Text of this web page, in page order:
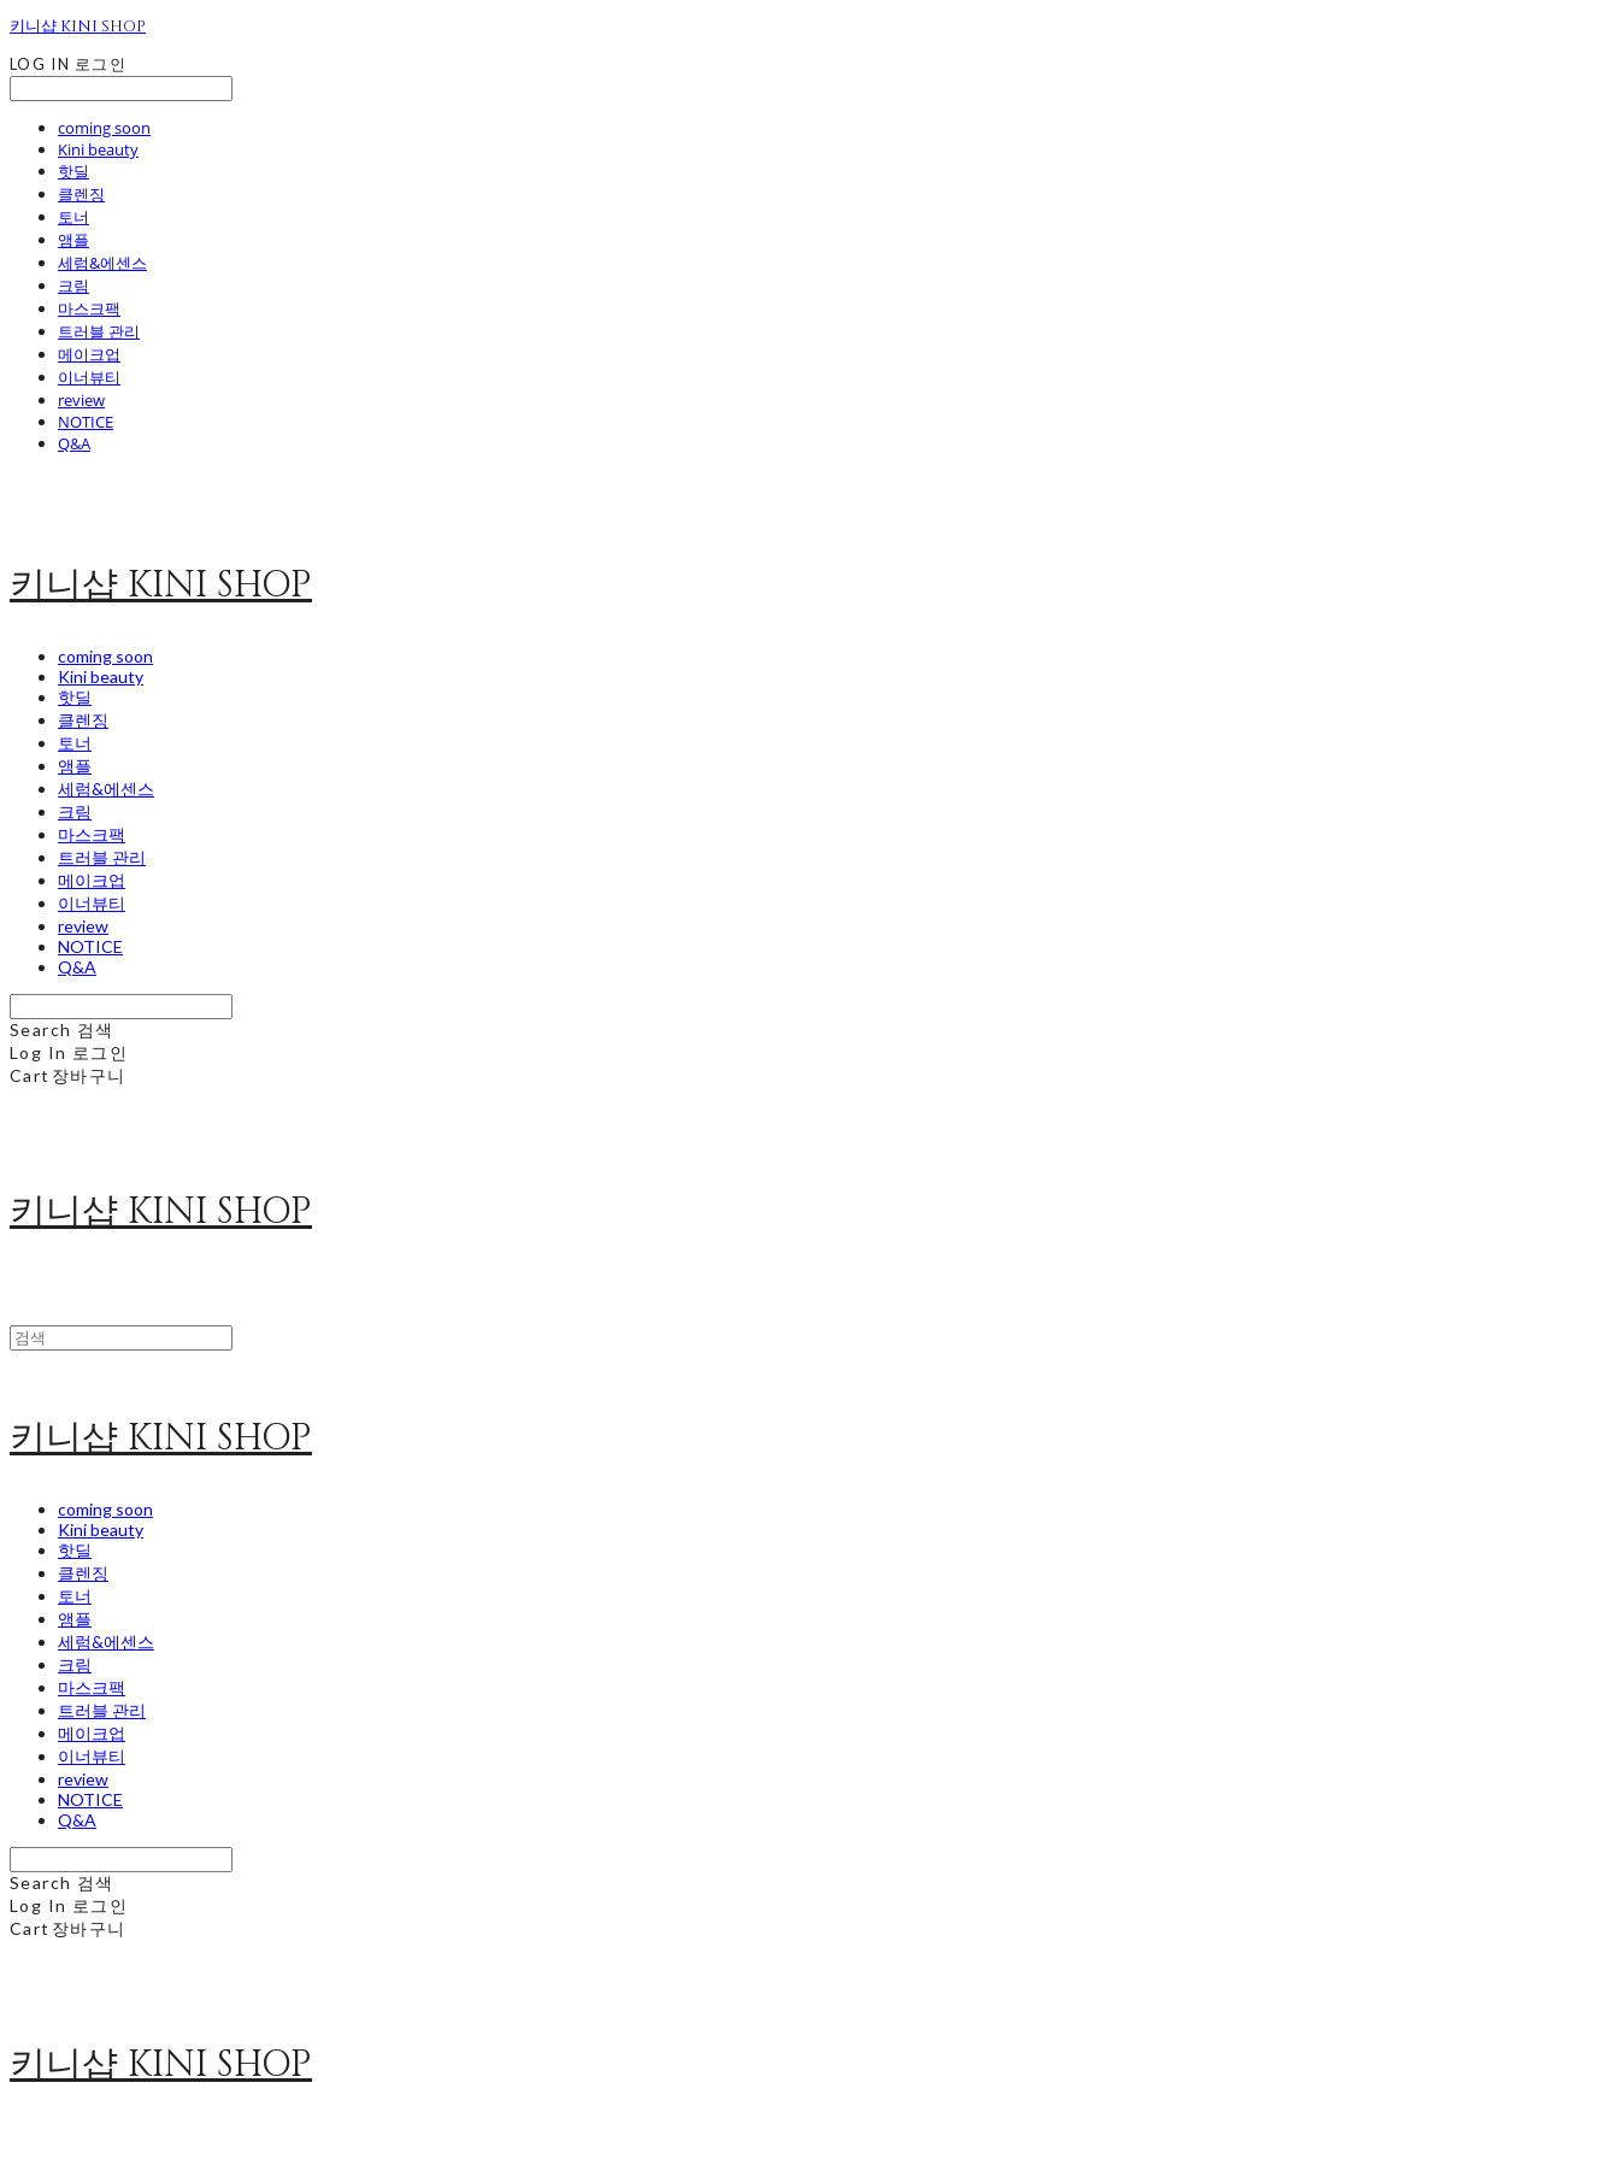
키니샵 KINI SHOP
LOG IN 로그인
coming soon
Kini beauty
핫딜
클렌징
토너
앰플
세럼&에센스
크림
마스크팩
트러블 관리
메이크업
이너뷰티
review
NOTICE
Q&A
키니샵 KINI SHOP
coming soon
Kini beauty
핫딜
클렌징
토너
앰플
세럼&에센스
크림
마스크팩
트러블 관리
메이크업
이너뷰티
review
NOTICE
Q&A
Search 검색
Log In 로그인
Cart 장바구니
키니샵 KINI SHOP
키니샵 KINI SHOP
coming soon
Kini beauty
핫딜
클렌징
토너
앰플
세럼&에센스
크림
마스크팩
트러블 관리
메이크업
이너뷰티
review
NOTICE
Q&A
Search 검색
Log In 로그인
Cart 장바구니
키니샵 KINI SHOP